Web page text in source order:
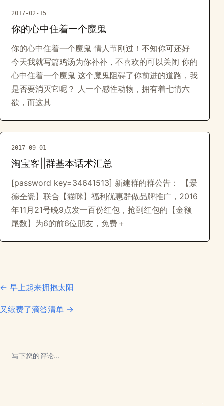
2017-02-15
你的心中住着一个魔鬼
你的心中住着一个魔鬼 情人节刚过！不知你可还好
今天我就写篇鸡汤为你补补，不喜欢的可以关闭 你的
心中住着一个魔鬼 这个魔鬼阻碍了你前进的道路，我
是否要消灭它呢？ 人一个感性动物，拥有着七情六
欲，而这其
2017-09-01
淘宝客||群基本话术汇总
[password key=34641513] 新建群的群公告： 【景
德仝瓷】联合【猫咪】福利优惠群做品牌推广，2016
年11月21号晚9点发一百份红包，抢到红包的【金额
尾数】为6的前6位朋友，免费＋
← 早上起来拥抱太阳
又续费了滴答清单 →